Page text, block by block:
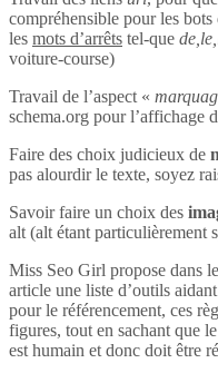
compréhensible pour les
les mots d’arrêts tel-que
voiture-course)
Travail de l’aspect «
schema.org pour l’affichage
Faire des choix judicieux de
pas alourdir le texte, soyez
Savoir faire un choix des
alt (alt étant particulièrement
Miss Seo Girl propose dans
article une liste d’outils
pour le référencement, ces
figures, tout en sachant que
est humain et donc doit être